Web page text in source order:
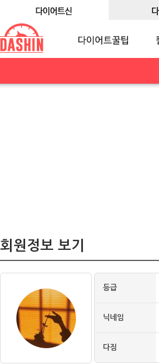
회원정보 보기
등급
닉네임
다짐